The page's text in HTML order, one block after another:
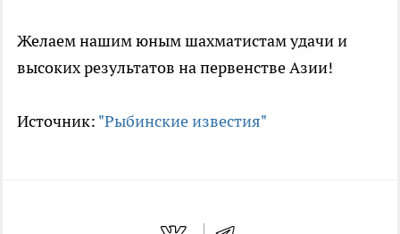
Желаем нашим юным шахматистам удачи и
высоких результатов на первенстве Азии!
Источник: "Рыбинские известия"